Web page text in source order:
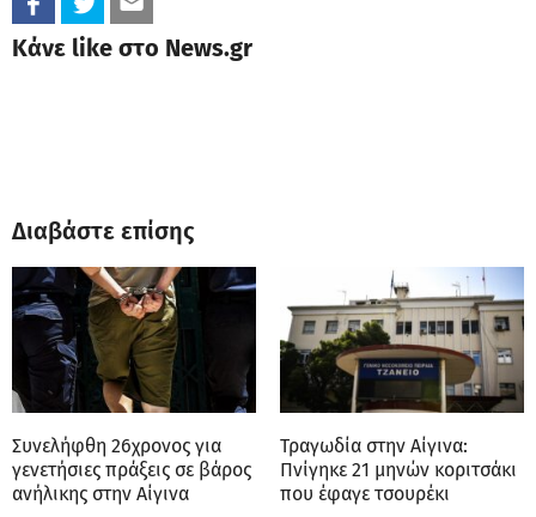
Κάνε like στο News.gr
Διαβάστε επίσης
Συνελήφθη 26χρονος για
γενετήσιες πράξεις σε βάρος
ανήλικης στην Αίγινα
Τραγωδία στην Αίγινα:
Πνίγηκε 21 μηνών κοριτσάκι
που έφαγε τσουρέκι